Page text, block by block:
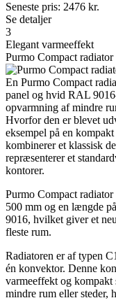
Seneste pris: 2476 kr.
Se detaljer
3
Elegant varmeeffekt
Purmo Compact
En Purmo Compact
panel og hvid RAL
opvarmning af mindre
Hvorfor den er blevet
eksempel på en
kombinerer et klassisk
repræsenterer et
kontorer.
Purmo Compact
500 mm og en længde
9016, hvilket giver et
fleste rum.
Radiatoren er af typen
én konvektor. Denne
varmeeffekt og kompakt
mindre rum eller steder,